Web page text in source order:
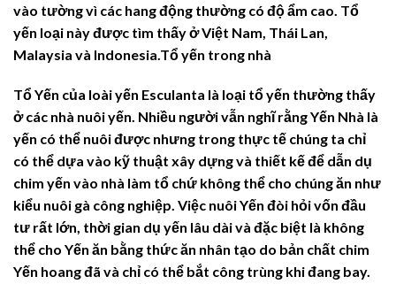
vào tường vì các hang động thường có độ ẩm cao. Tổ
yến loại này được tìm thấy ở Việt Nam, Thái Lan,
Malaysia và Indonesia.Tổ yến trong nhà
Tổ Yến của loài yến Esculanta là loại tổ yến thường thấy
ở các nhà nuôi yến. Nhiều người vẫn nghĩ rằng Yến Nhà là
yến có thể nuôi được nhưng trong thực tế chúng ta chỉ
có thể dựa vào kỹ thuật xây dựng và thiết kế để dẫn dụ
chim yến vào nhà làm tổ chứ không thể cho chúng ăn như
kiểu nuôi gà công nghiệp. Việc nuôi Yến đòi hỏi vốn đầu
tư rất lớn, thời gian dụ yến lâu dài và đặc biệt là không
thể cho Yến ăn bằng thức ăn nhân tạo do bản chất chim
Yến hoang đã và chỉ có thể bắt công trùng khi đang bay.